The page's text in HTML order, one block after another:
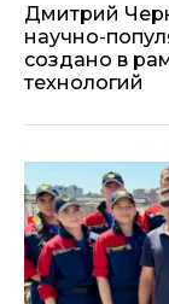
Дмитрий
научно-
создано в
технологий